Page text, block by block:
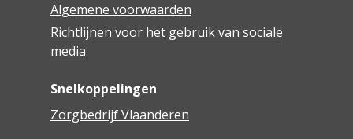
Algemene voorwaarden
Richtlijnen voor het gebruik van sociale
media
Snelkoppelingen
Zorgbedrijf Vlaanderen